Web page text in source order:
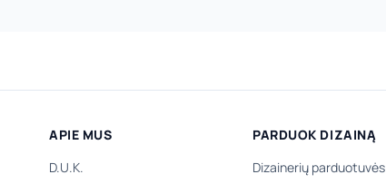
APIE MUS
D.U.K.
PARDUOK DIZAINĄ
Dizainerių parduotuvės